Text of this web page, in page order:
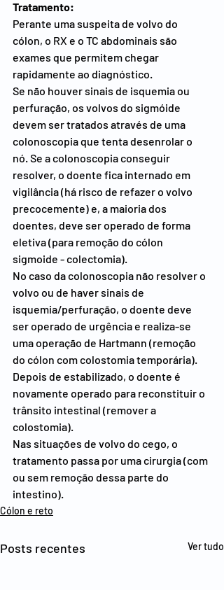
Tratamento:
Perante uma suspeita de volvo do
cólon, o RX e o TC abdominais são
exames que permitem chegar
rapidamente ao diagnóstico.
Se não houver sinais de isquemia ou
perfuração, os volvos do sigmóide
devem ser tratados através de uma
colonoscopia que tenta desenrolar o
nó. Se a colonoscopia conseguir
resolver, o doente fica internado em
vigilância (há risco de refazer o volvo
precocemente) e, a maioria dos
doentes, deve ser operado de forma
eletiva (para remoção do cólon
sigmoide - colectomia).
No caso da colonoscopia não resolver o
volvo ou de haver sinais de
isquemia/perfuração, o doente deve
ser operado de urgência e realiza-se
uma operação de Hartmann (remoção
do cólon com colostomia temporária).
Depois de estabilizado, o doente é
novamente operado para reconstituir o
trânsito intestinal (remover a
colostomia).
Nas situações de volvo do cego, o
tratamento passa por uma cirurgia (com
ou sem remoção dessa parte do
intestino).
Cólon e reto
Posts recentes Ver tudo